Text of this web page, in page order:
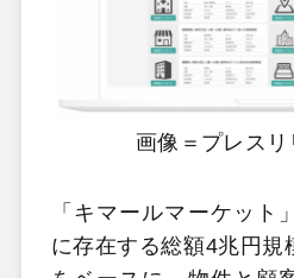
画像＝プレスリ
「キマールマーケット
に存在する総額4兆円規